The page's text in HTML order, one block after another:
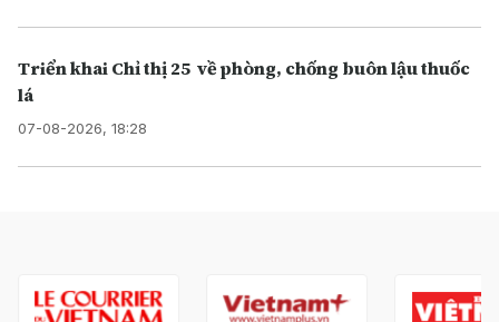
Triển khai Chỉ thị 25 về phòng, chống buôn lậu thuốc
lá
07-08-2026, 18:28